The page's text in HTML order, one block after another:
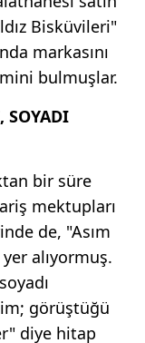
Bisküvileri"
markasını
bulmuşlar.
SOYADI
bir süre
mektupları
de, "Asım
alıyormuş.
görüştüğü
diye hitap